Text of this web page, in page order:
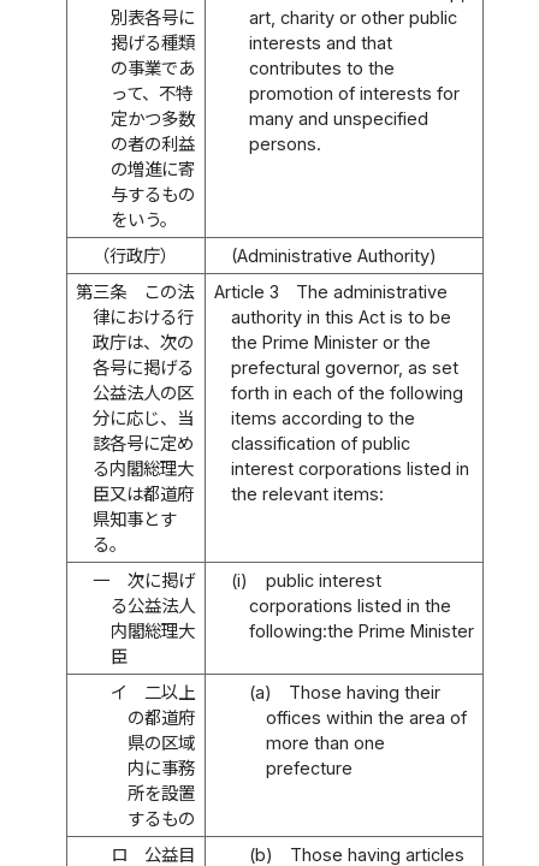
別表各号に
掲げる種類
の事業であ
って、不特
定かつ多数
の者の利益
の増進に寄
与するもの
をいう。
art, charity or other public
interests and that
contributes to the
promotion of interests for
many and unspecified
persons.
（行政庁）
(Administrative Authority)
第三条
この法
律における行
政庁は、次の
各号に掲げる
公益法人の区
分に応じ、当
該各号に定め
る内閣総理大
臣又は都道府
県知事とす
る。
Article 3
The administrative
authority in this Act is to be
the Prime Minister or the
prefectural governor, as set
forth in each of the following
items according to the
classification of public
interest corporations listed in
the relevant items:
一
次に掲げ
る公益法人
内閣総理大
臣
(i)
public interest
corporations listed in the
following:the Prime Minister
イ
二以上
の都道府
県の区域
内に事務
所を設置
するもの
(a)
Those having their
offices within the area of
more than one
prefecture
ロ
公益目
(b)
Those having articles